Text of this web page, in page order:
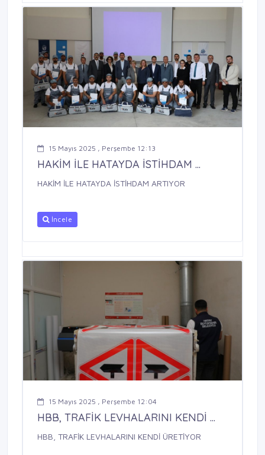
15 Mayıs 2025 , Perşembe 12:13
HAKİM İLE HATAYDA İSTİHDAM ...
HAKİM İLE HATAYDA İSTİHDAM ARTIYOR
İncele
15 Mayıs 2025 , Perşembe 12:04
HBB, TRAFİK LEVHALARINI KENDİ ...
HBB, TRAFİK LEVHALARINI KENDİ ÜRETİYOR